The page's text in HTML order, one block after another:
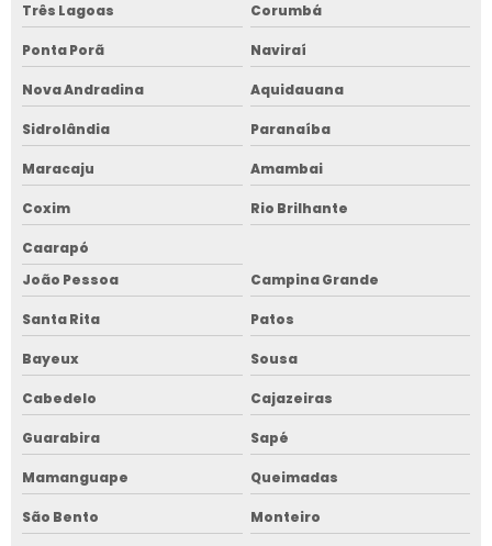
Três Lagoas Corumbá
Ponta Porã Naviraí
Nova Andradina Aquidauana
Sidrolândia Paranaíba
Maracaju Amambai
Coxim Rio Brilhante
Caarapó
João Pessoa
Campina Grande
Santa Rita Patos
Bayeux Sousa
Cabedelo Cajazeiras
Guarabira Sapé
Mamanguape Queimadas
São Bento Monteiro